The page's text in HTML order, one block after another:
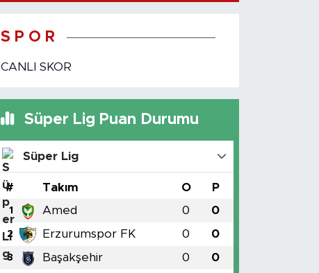
S P O R
CANLI SKOR
Süper Lig Puan Durumu
Süper Lig
# Takım O P
1 Amed 0 0
2 Erzurumspor FK 0 0
3 Başakşehir 0 0